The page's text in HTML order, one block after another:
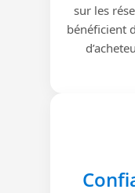
sur les
bénéficient